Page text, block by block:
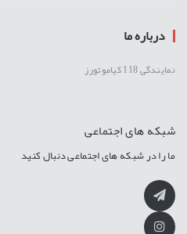
درباره ما
نمایندگی 118 کیاموتورز
شبکه های اجتماعی
ما را در شبکه های اجتماعی دنبال کنید